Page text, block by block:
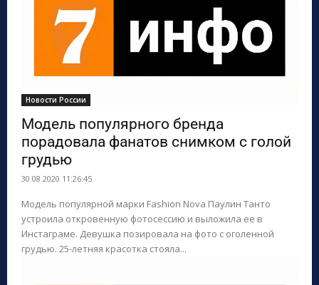
Новости России
Модель популярного бренда
порадовала фанатов снимком с голой
грудью
30.08.2020 11:26:45
Модель популярной марки Fashion Nova Паулин Танто
устроила откровенную фотосессию и выложила ее в
Инстаграме. Девушка позировала на фото с оголенной
грудью. 25-летняя красотка стояла...